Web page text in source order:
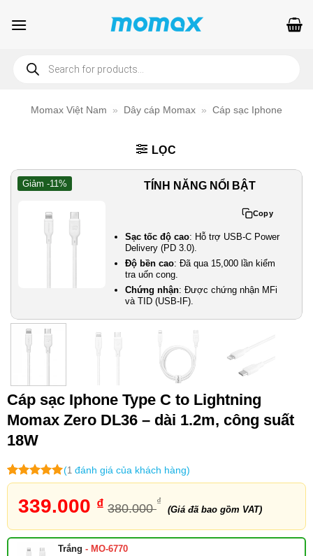
qua
search
Momax Việt Nam » Dây cáp Momax » Cáp sạc Iphone
LỌC
Giảm -11% TÍNH NĂNG NỔI BẬT
Copy
Sạc tốc độ cao: Hỗ trợ USB-C Power
Delivery (PD 3.0).
Độ bền cao: Đã qua 15,000 lần kiểm
tra uốn cong.
Chứng nhận: Được chứng nhận MFi
và TID (USB-IF).
Tương thích: Tương thích với nhiều
thiết bị Apple và sạc nhanh 3A.
Cáp sạc Iphone Type C to Lightning
Momax Zero DL36 – dài 1.2m, công suất
18W
5trên 5
dựa trên
1
đánh giá
(1 đánh giá của khách hàng)
339.000 ₫ 380.000
₫
(Giá đã bao gồm VAT)
Trắng - MO-6770